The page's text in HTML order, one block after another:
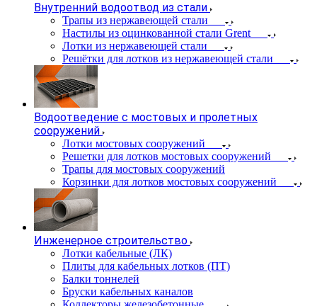
Внутренний водоотвод из стали
Трапы из нержавеющей стали
Настилы из оцинкованной стали Grent
Лотки из нержавеющей стали
Решётки для лотков из нержавеющей стали
Водоотведение с мостовых и пролетных
сооружений
Лотки мостовых сооружений
Решетки для лотков мостовых сооружений
Трапы для мостовых сооружений
Корзинки для лотков мостовых сооружений
Инженерное строительство
Лотки кабельные (ЛК)
Плиты для кабельных лотков (ПТ)
Балки тоннелей
Бруски кабельных каналов